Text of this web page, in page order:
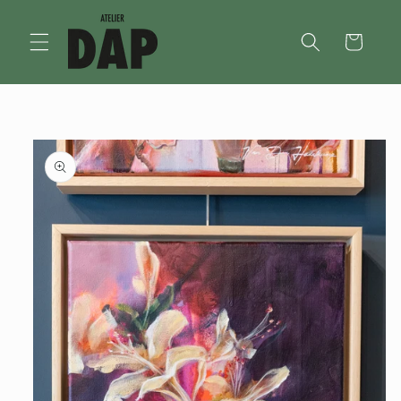
content
Winkelwagen
Ga direct naar
productinformatie